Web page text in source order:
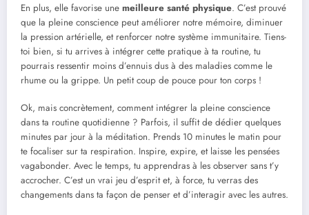
En plus, elle favorise une meilleure santé physique. C’est prouvé
que la pleine conscience peut améliorer notre mémoire, diminuer
la pression artérielle, et renforcer notre système immunitaire. Tiens-
toi bien, si tu arrives à intégrer cette pratique à ta routine, tu
pourrais ressentir moins d’ennuis dus à des maladies comme le
rhume ou la grippe. Un petit coup de pouce pour ton corps !
Ok, mais concrètement, comment intégrer la pleine conscience
dans ta routine quotidienne ? Parfois, il suffit de dédier quelques
minutes par jour à la méditation. Prends 10 minutes le matin pour
te focaliser sur ta respiration. Inspire, expire, et laisse les pensées
vagabonder. Avec le temps, tu apprendras à les observer sans t’y
accrocher. C’est un vrai jeu d’esprit et, à force, tu verras des
changements dans ta façon de penser et d’interagir avec les autres.